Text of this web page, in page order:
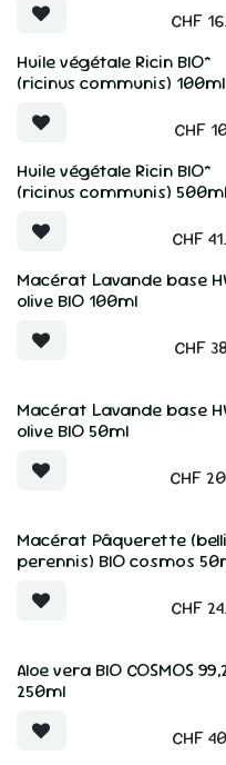
CHF
Huile végétale Ricin BIO*
(ricinus communis) 100ml
CHF
Huile végétale Ricin BIO*
(ricinus communis) 500ml
CHF
Macérat Lavande base
olive BIO 100ml
CHF
Macérat Lavande base
olive BIO 50ml
CHF
Macérat Pâquerette
perennis) BIO cosmos
CHF
Aloe vera BIO COSMOS
250ml
CHF